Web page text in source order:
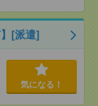
[派遣]
気になる！